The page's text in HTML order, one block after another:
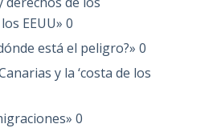
EEUU» 0
está el peligro?» 0
y la ‘costa de los
0